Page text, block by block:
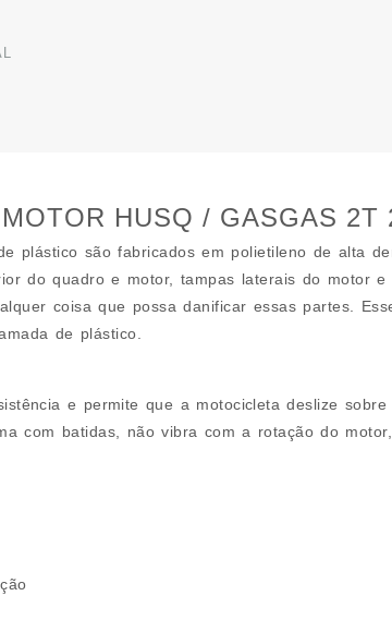
)
HUSQ / GASGAS
plástico são fabricados em polietileno de alta
do quadro e motor, tampas laterais do motor
coisa que possa danificar essas partes.
de plástico.
e permite que a motocicleta deslize
com batidas, não vibra com a rotação do